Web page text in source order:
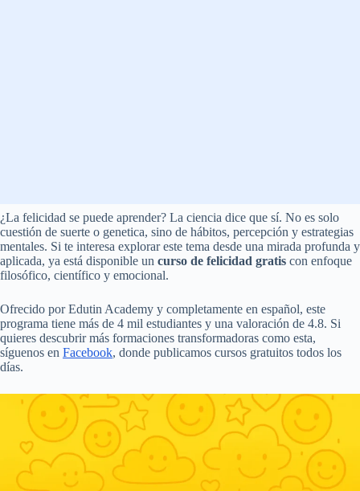
¿La felicidad se puede aprender? La ciencia dice que sí. No es solo
cuestión de suerte o genetica, sino de hábitos, percepción y estrategias
mentales. Si te interesa explorar este tema desde una mirada profunda y
aplicada, ya está disponible un curso de felicidad gratis con enfoque
filosófico, científico y emocional.
Ofrecido por Edutin Academy y completamente en español, este
programa tiene más de 4 mil estudiantes y una valoración de 4.8. Si
quieres descubrir más formaciones transformadoras como esta,
síguenos en Facebook, donde publicamos cursos gratuitos todos los
días.